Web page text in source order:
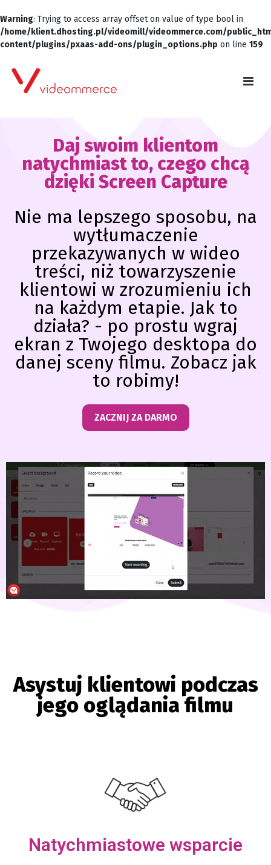
Warning: Trying to access array offset on value of type bool in
/home/klient.dhosting.pl/videomill/videommerce.com/
content/plugins/pxaas-add-ons/plugin_options.php on line 159
Daj swoim klientom
natychmiast to, czego chcą
dzięki Screen Capture
Nie ma lepszego sposobu, na
wytłumaczenie
przekazywanych w wideo
treści, niż towarzyszenie
klientowi w zrozumieniu ich
na każdym etapie. Jak to
działa? - po prostu wgraj
ekran z Twojego desktopa do
danej sceny filmu. Zobacz jak
to robimy!
ZACZNIJ ZA DARMO
Asystuj klientowi podczas
jego oglądania filmu
Natychmiastowe wsparcie